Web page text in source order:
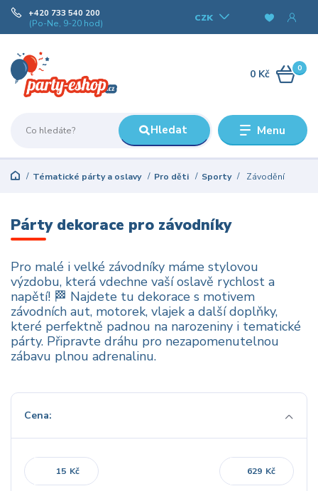
Menu
CZK
Hledat
+420 733 540 200
(Po-Ne, 9-20 hod)
0
0 Kč
Tématické párty a oslavy Pro děti Sporty Závodění
Párty dekorace pro závodníky
Pro malé i velké závodníky máme stylovou
výzdobu, která vdechne vaší oslavě rychlost a
napětí! 🏁 Najdete tu dekorace s motivem
závodních aut, motorek, vlajek a další doplňky,
které perfektně padnou na narozeniny i tematické
párty. Připravte dráhu pro nezapomenutelnou
zábavu plnou adrenalinu.
Cena:
Kč Kč